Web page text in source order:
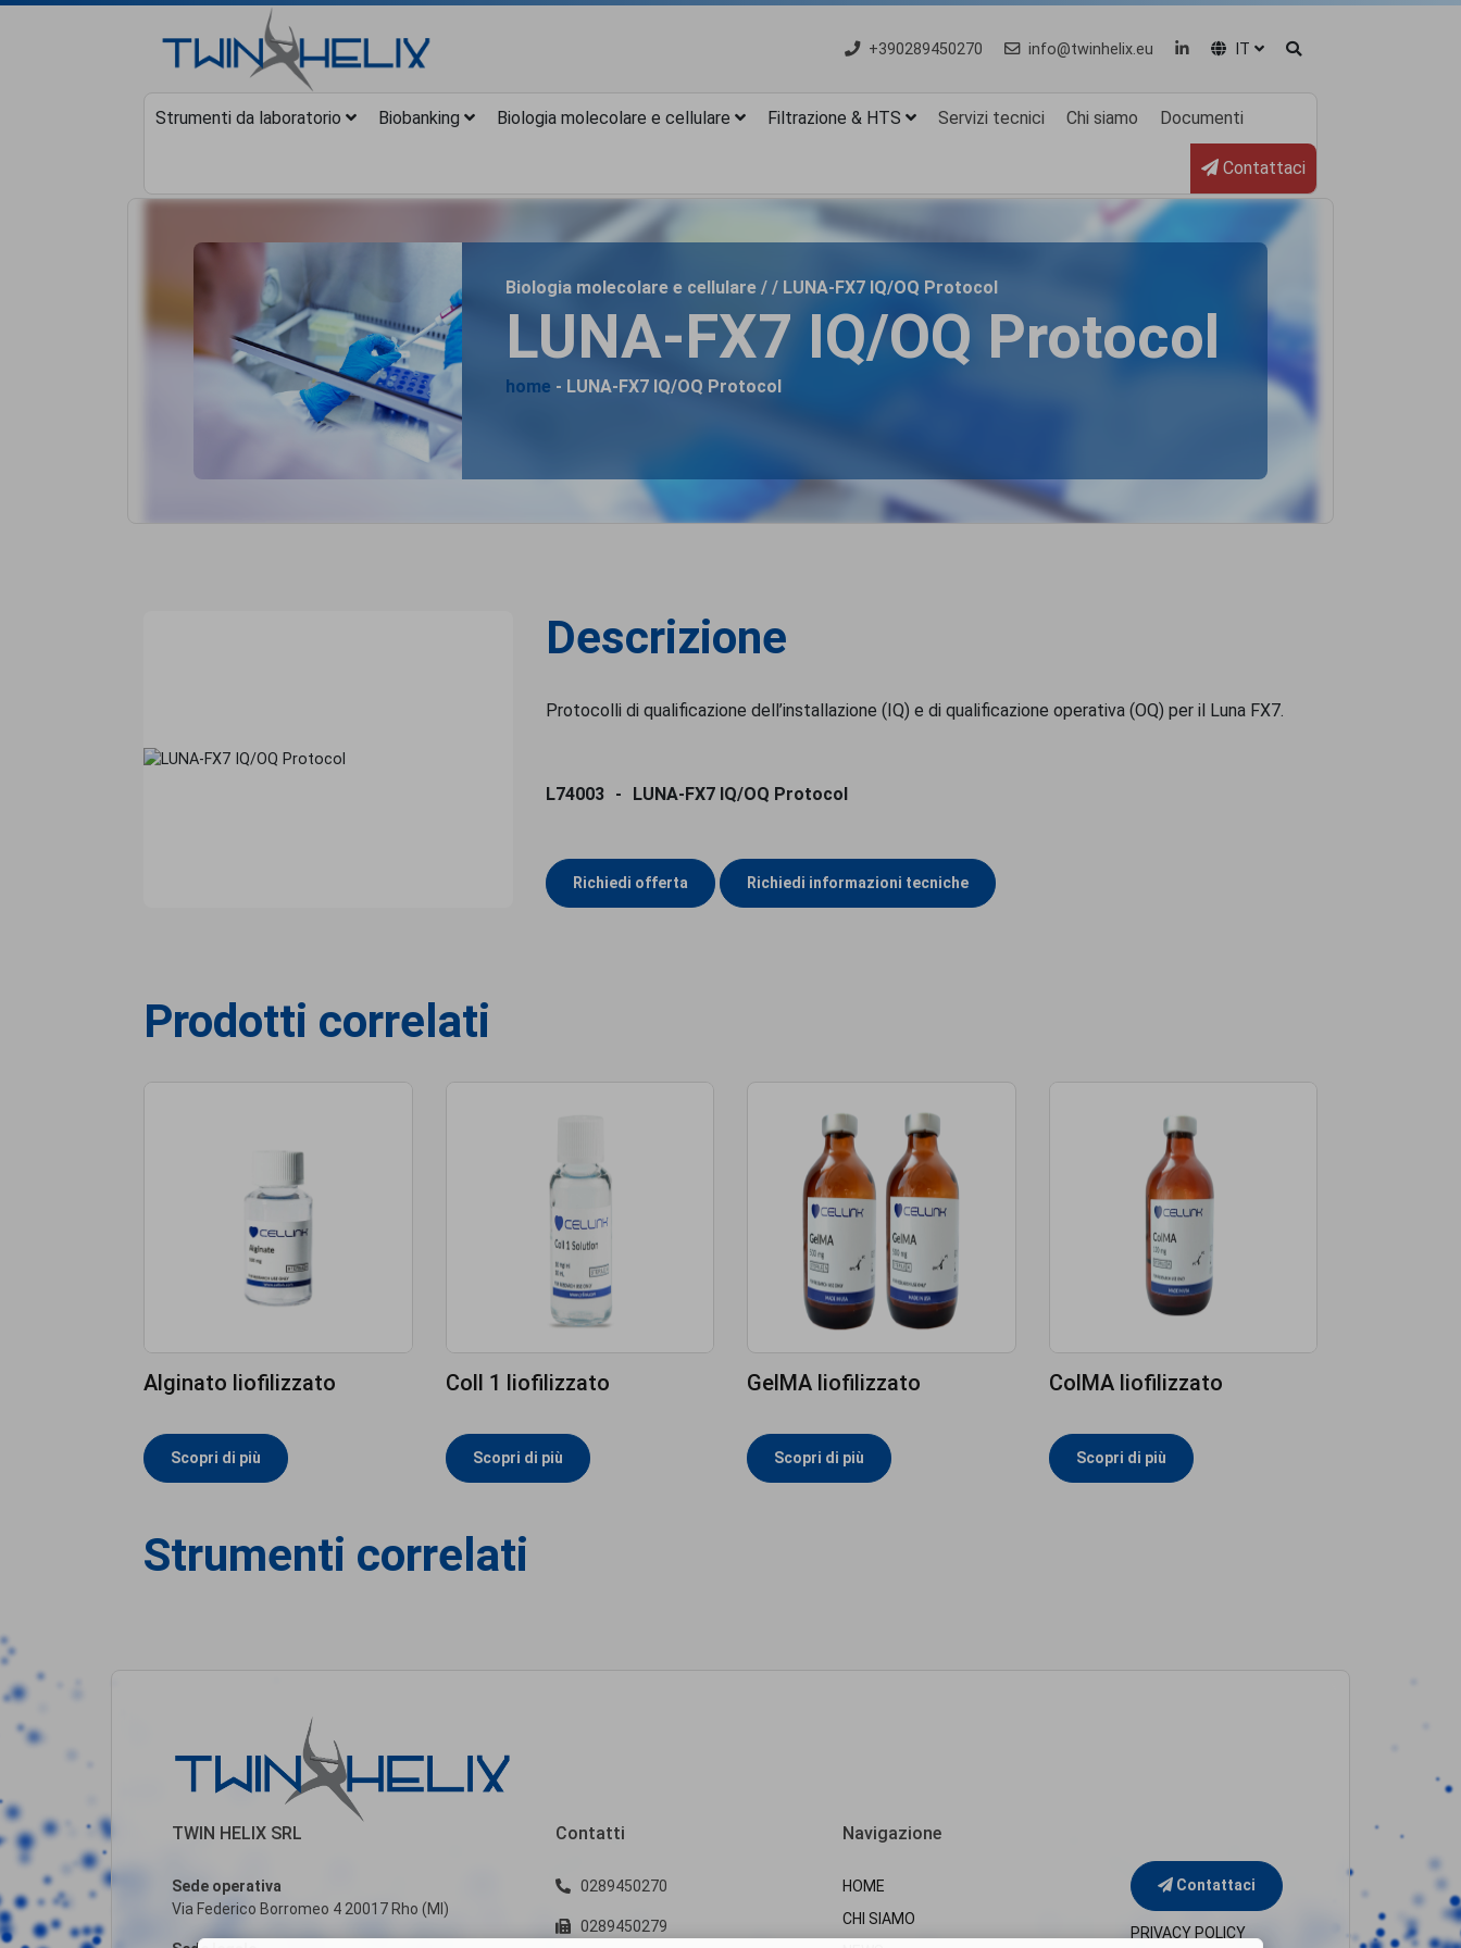
IT
info@twinhelix.eu
+390289450270
Strumenti da laboratorio Biobanking Biologia molecolare e cellulare Filtrazione & HTS Servizi tecnici Chi siamo Documenti
Contattaci
Biologia molecolare e cellulare / / LUNA-FX7 IQ/OQ Protocol
LUNA-FX7 IQ/OQ Protocol
home - LUNA-FX7 IQ/OQ Protocol
Descrizione
Protocolli di qualificazione dell’installazione (IQ) e di qualificazione operativa (OQ) per il Luna FX7.
L74003 LUNA-FX7 IQ/OQ Protocol
Richiedi offerta Richiedi informazioni tecniche
Prodotti correlati
Alginato liofilizzato
Scopri di più
Coll 1 liofilizzato
Scopri di più
GelMA liofilizzato
Scopri di più
ColMA liofilizzato
Scopri di più
Strumenti correlati
TWIN HELIX SRL
Sede operativa
Via Federico Borromeo 4 20017 Rho (MI)
Contatti
0289450270
0289450279
Navigazione
HOME
CHI SIAMO
Contattaci
PRIVACY POLICY